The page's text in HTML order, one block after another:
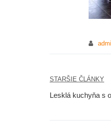
STARŠIE ČLÁNKY
Lesklá kuchyňa s